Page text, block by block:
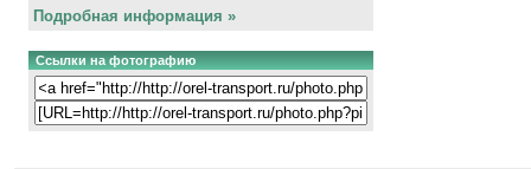
Подробная информация »
Ссылки на фотографию